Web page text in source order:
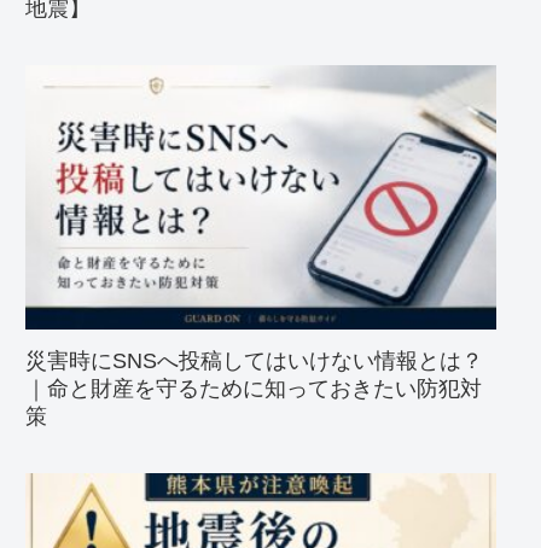
地震】
災害時にSNSへ投稿してはいけない情報とは？
｜命と財産を守るために知っておきたい防犯対
策